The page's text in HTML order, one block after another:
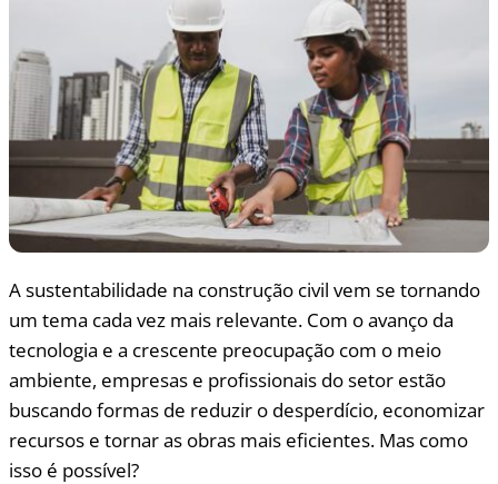
A sustentabilidade na construção civil vem se tornando
um tema cada vez mais relevante. Com o avanço da
tecnologia e a crescente preocupação com o meio
ambiente, empresas e profissionais do setor estão
buscando formas de reduzir o desperdício, economizar
recursos e tornar as obras mais eficientes. Mas como
isso é possível?